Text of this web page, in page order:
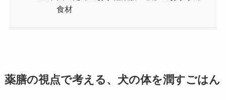
食材
薬膳の視点で考える、犬の体を潤すごはん